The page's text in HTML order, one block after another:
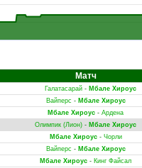
Матч
Галатасарай - Мбале Хироус
Вайперс - Мбале Хироус
Мбале Хироус - Ардена
Олимпик (Лион) - Мбале Хироус
Мбале Хироус- Чорли
Вайперс - Мбале Хироус
Мбале Хироус - Кинг Файсал